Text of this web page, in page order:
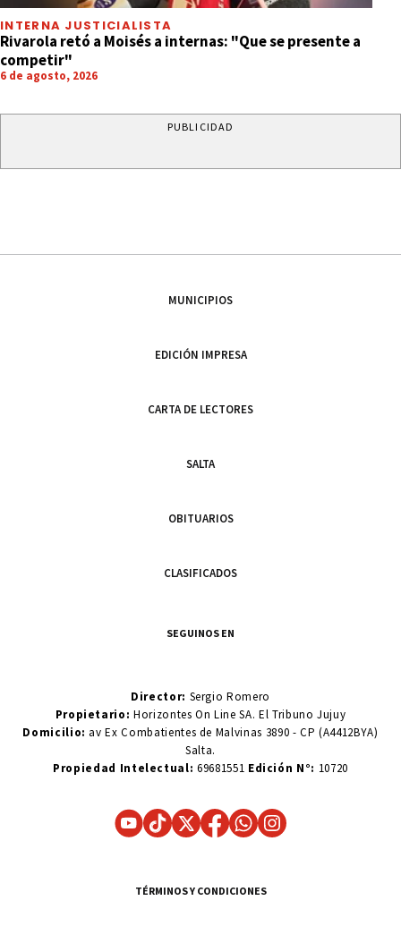
INTERNA JUSTICIALISTA
Rivarola retó a Moisés a internas: "Que se presente a
competir"
6 de agosto, 2026
PUBLICIDAD
MUNICIPIOS
EDICIÓN IMPRESA
CARTA DE LECTORES
SALTA
OBITUARIOS
CLASIFICADOS
SEGUINOS EN
Director: Sergio Romero
Propietario:Horizontes On Line SA. El Tribuno Jujuy
Domicilio: av Ex Combatientes de Malvinas 3890 - CP (A4412BYA)
Salta.
Propiedad Intelectual: 69681551 Edición N°: 10720
TÉRMINOS Y CONDICIONES